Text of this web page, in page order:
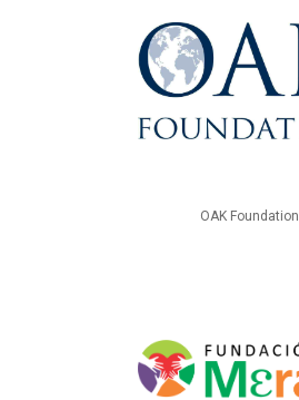
OAK Foundation